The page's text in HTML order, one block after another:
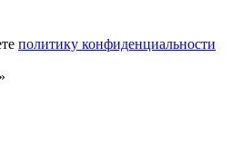
политику конфиденциальности